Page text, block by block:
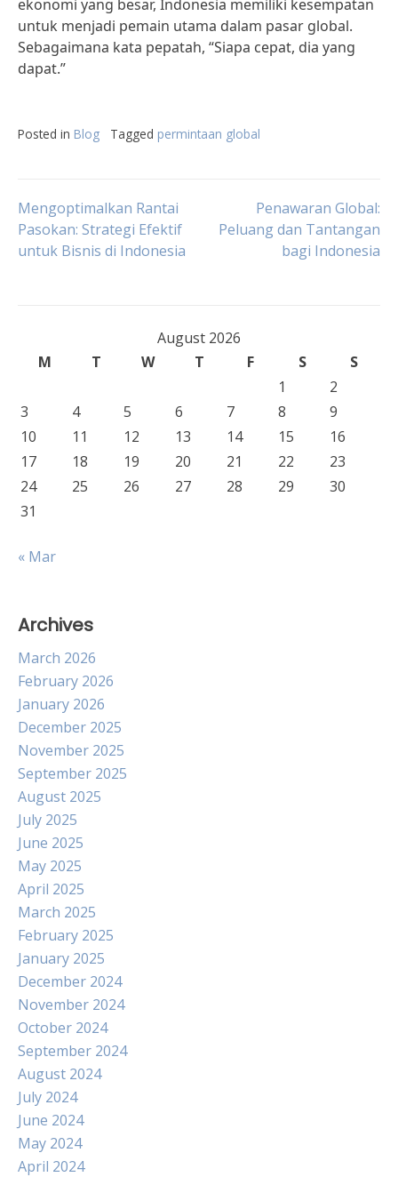
ekonomi yang besar, Indonesia memiliki kesempatan
untuk menjadi pemain utama dalam pasar global.
Sebagaimana kata pepatah, “Siapa cepat, dia yang
dapat.”
Posted in Blog Tagged permintaan global
Post
navigation
Mengoptimalkan Rantai
Pasokan: Strategi Efektif
untuk Bisnis di Indonesia
Penawaran Global:
Peluang dan Tantangan
bagi Indonesia
August 2026
M
T W T F S
S
1
2
3
4 5 6 7 8
9
10
11 12 13 14 15
16
17
18 19 20 21 22
23
24
25 26 27 28 29
30
31
« Mar
Archives
March 2026
February 2026
January 2026
December 2025
November 2025
September 2025
August 2025
July 2025
June 2025
May 2025
April 2025
March 2025
February 2025
January 2025
December 2024
November 2024
October 2024
September 2024
August 2024
July 2024
June 2024
May 2024
April 2024